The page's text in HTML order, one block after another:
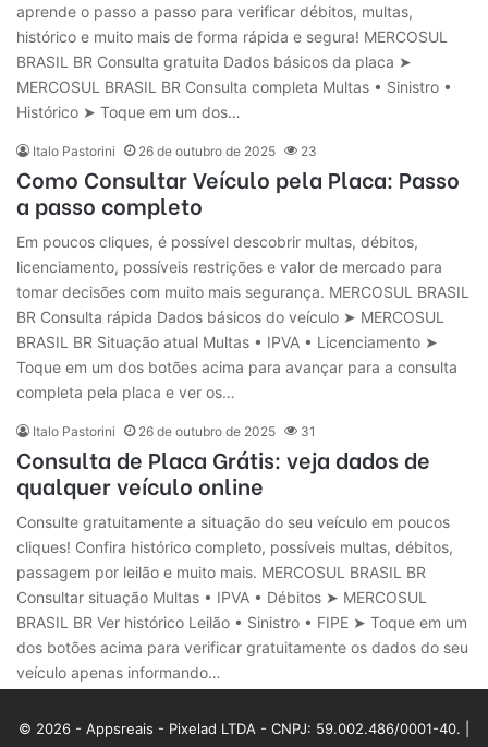
aprende o passo a passo para verificar débitos, multas,
histórico e muito mais de forma rápida e segura! MERCOSUL
BRASIL BR Consulta gratuita Dados básicos da placa ➤
MERCOSUL BRASIL BR Consulta completa Multas • Sinistro •
Histórico ➤ Toque em um dos…
Italo Pastorini 26 de outubro de 2025 23
Como Consultar Veículo pela Placa: Passo
a passo completo
Em poucos cliques, é possível descobrir multas, débitos,
licenciamento, possíveis restrições e valor de mercado para
tomar decisões com muito mais segurança. MERCOSUL BRASIL
BR Consulta rápida Dados básicos do veículo ➤ MERCOSUL
BRASIL BR Situação atual Multas • IPVA • Licenciamento ➤
Toque em um dos botões acima para avançar para a consulta
completa pela placa e ver os…
Italo Pastorini 26 de outubro de 2025 31
Consulta de Placa Grátis: veja dados de
qualquer veículo online
Consulte gratuitamente a situação do seu veículo em poucos
cliques! Confira histórico completo, possíveis multas, débitos,
passagem por leilão e muito mais. MERCOSUL BRASIL BR
Consultar situação Multas • IPVA • Débitos ➤ MERCOSUL
BRASIL BR Ver histórico Leilão • Sinistro • FIPE ➤ Toque em um
dos botões acima para verificar gratuitamente os dados do seu
veículo apenas informando…
© 2026 - Appsreais - Pixelad LTDA - CNPJ: 59.002.486/0001-40. |